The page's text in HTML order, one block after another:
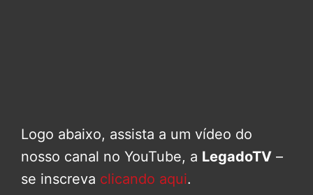
Logo abaixo, assista a um vídeo do
nosso canal no YouTube, a LegadoTV –
se inscreva clicando aqui.